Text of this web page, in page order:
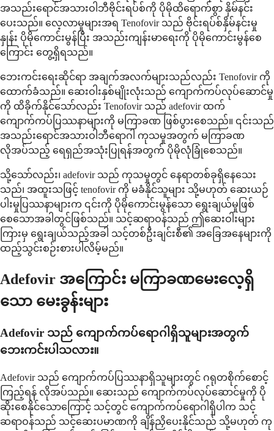
အသည်းရောင်အသားဝါဘီဗိုင်းရပ်စ်ကို ပိုမိုထိရောက်စွာ နှိမ်နင်း
ပေးသည်။ လေ့လာမှုများအရ Tenofovir သည် ဗိုင်းရပ်စ်နှိမ်နင်းမှု
နှုန်း ပိုမိုကောင်းမွန်ပြီး အသည်းကျန်းမာရေးကို ပိုမိုကောင်းမွန်စေ
ကြောင်း တွေ့ရှိရသည်။
ဘေးကင်းရေးဆိုင်ရာ အချက်အလက်များသည်လည်း Tenofovir ကို
ထောက်ခံသည်။ ဆေးဝါးနှစ်မျိုးလုံးသည် ကျောက်ကပ်လုပ်ဆောင်မှု
ကို ထိခိုက်နိုင်သော်လည်း Tenofovir သည် adefovir ထက်
ကျောက်ကပ်ပြဿနာများကို မကြာခဏ ဖြစ်ပွားစေသည်။ ၎င်းသည်
အသည်းရောင်အသားဝါဘီရောဂါ ကုသမှုအတွက် မကြာခဏ
လိုအပ်သည့် ရေရှည်အသုံးပြုရန်အတွက် ပိုမိုလုံခြုံစေသည်။
သို့သော်လည်း၊ adefovir သည် ကုသမှုတွင် နေရာတစ်ခုရှိနေသေး
သည်၊ အထူးသဖြင့် tenofovir ကို မခံနိုင်သူများ သို့မဟုတ် ဆေးယဉ်
ပါးမှုပြဿနာများက ၎င်းကို ပိုမိုကောင်းမွန်သော ရွေးချယ်မှုဖြစ်
စေသောအခါတွင်ဖြစ်သည်။ သင့်ဆရာဝန်သည် ဤဆေးဝါးများ
ကြားမှ ရွေးချယ်သည့်အခါ သင့်တစ်ဦးချင်းစီ၏ အခြေအနေများကို
ထည့်သွင်းစဉ်းစားပါလိမ့်မည်။
Adefovir အကြောင်း မကြာခဏမေးလေ့ရှိ
သော မေးခွန်းများ
Adefovir သည် ကျောက်ကပ်ရောဂါရှိသူများအတွက်
ဘေးကင်းပါသလား။
Adefovir သည် ကျောက်ကပ်ပြဿနာရှိသူများတွင် ဂရုတစိုက်စောင့်
ကြည့်ရန် လိုအပ်သည်။ ဆေးသည် ကျောက်ကပ်လုပ်ဆောင်မှုကို ပို
ဆိုးစေနိုင်သောကြောင့် သင့်တွင် ကျောက်ကပ်ရောဂါရှိပါက သင့်
ဆရာဝန်သည် သင့်ဆေးပမာဏကို ချိန်ညှိပေးနိုင်သည် သို့မဟုတ် ကု